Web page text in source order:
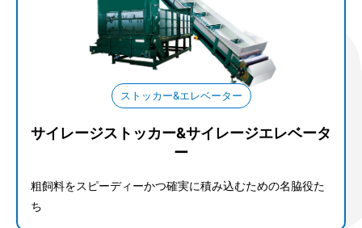
ストッカー&エレベーター
サイレージストッカー&サイレージエレベータ
ー
粗飼料をスピーディーかつ確実に積み込むための名脇役た
ち